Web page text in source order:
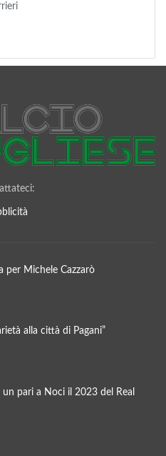
per Michele Cazzarò
alla città di Pagani”
un pari a Noci il 2023 del Real